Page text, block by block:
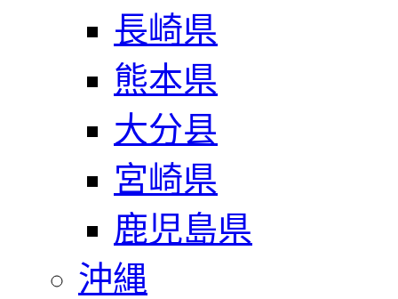
長崎県
熊本県
大分县
宮崎県
鹿児島県
沖縄